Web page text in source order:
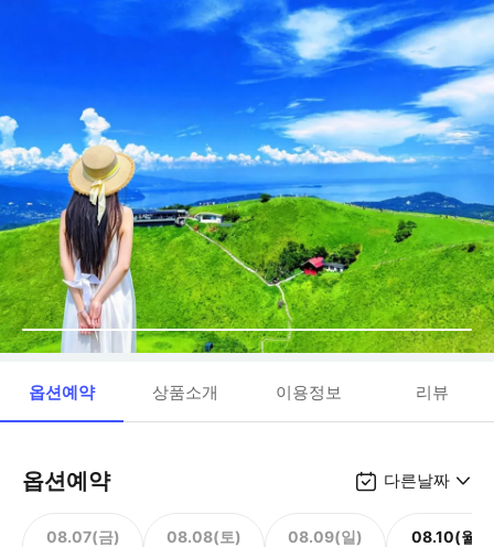
옵션예약 상품소개 이용정보 리뷰
옵션예약 다른날짜
08.07(금) 08.08(토) 08.09(일) 08.10(월)